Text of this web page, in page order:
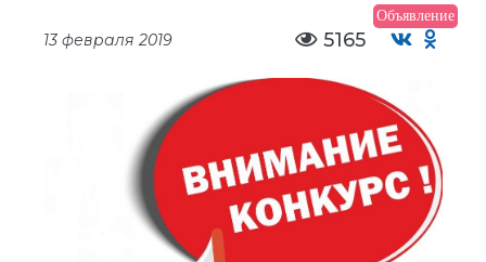
Объявление
13 февраля 2019 5165